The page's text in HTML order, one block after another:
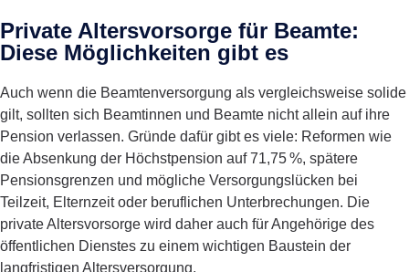
Private Altersvorsorge für Beamte:
Diese Möglichkeiten gibt es
Auch wenn die Beamtenversorgung als vergleichsweise solide
gilt, sollten sich Beamtinnen und Beamte nicht allein auf ihre
Pension verlassen. Gründe dafür gibt es viele: Reformen wie
die Absenkung der Höchstpension auf 71,75 %, spätere
Pensionsgrenzen und mögliche Versorgungslücken bei
Teilzeit, Elternzeit oder beruflichen Unterbrechungen. Die
private Altersvorsorge wird daher auch für Angehörige des
öffentlichen Dienstes zu einem wichtigen Baustein der
langfristigen Altersversorgung.